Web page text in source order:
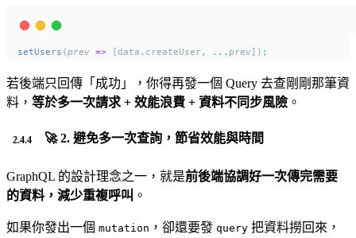
setUsers (prev => [data . createUser , ... prev]) ;
若後端只回傳「成功」，你得再發一個 Query 去查剛剛那筆資
料， 等於多一次請求 + 效能浪費 + 資料不同步風險 。
🚀 2. 避免多一次查詢，節省效能與時間
GraphQL 的設計理念之一，就是前後端協調好一次傳完需要
的資料，減少重複呼叫 。
如果你發出一個 mutation ，卻還要發 query 把資料撈回來，